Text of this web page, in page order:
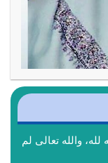
والله تعالى لم